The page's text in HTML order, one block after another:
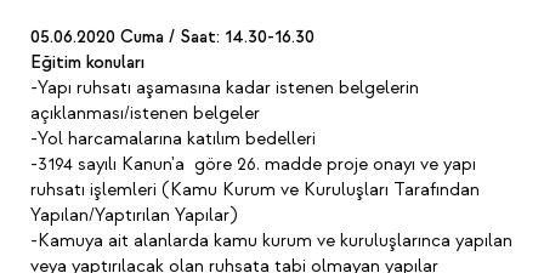
05.06.2020 Cuma / Saat: 14.30-16.30
Eğitim konuları
-Yapı ruhsatı aşamasına kadar istenen belgelerin
açıklanması/istenen belgeler
-Yol harcamalarına katılım bedelleri
-3194 sayılı Kanun'a göre 26. madde proje onayı ve yapı
ruhsatı işlemleri (Kamu Kurum ve Kuruluşları Tarafından
Yapılan/Yaptırılan Yapılar)
-Kamuya ait alanlarda kamu kurum ve kuruluşlarınca yapılan
veya yaptırılacak olan ruhsata tabi olmayan yapılar